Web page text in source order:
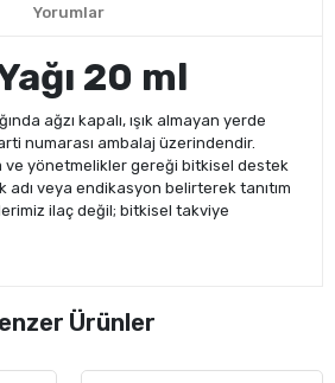
Yorumlar
20 ml
ağzı kapalı, ışık almayan yerde
numarası ambalaj üzerindendir.
ve yönetmelikler gereği bitkisel destek
adı veya endikasyon belirterek tanıtım
ilaç değil; bitkisel takviye
Ürünler